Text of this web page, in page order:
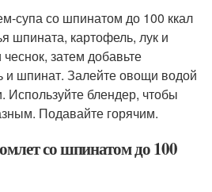
супа со шпинатом до 100 ккал
шпината, картофель, лук и
затем добавьте
и шпинат. Залейте овощи водой
Используйте блендер, чтобы
Подавайте горячим.
со шпинатом до 100